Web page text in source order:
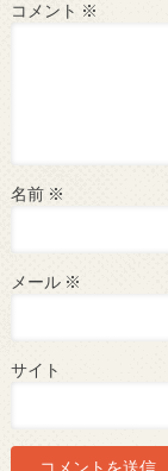
コメント ※
名前 ※
メール ※
サイト